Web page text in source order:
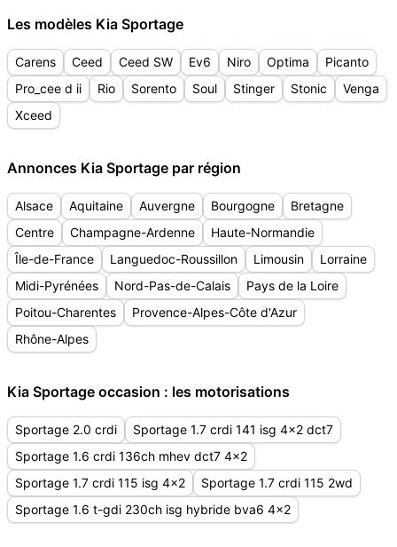
Les modèles Kia Sportage
Carens Ceed Ceed SW Ev6 Niro Optima
Picanto
Pro_cee d ii
Rio Sorento Soul Stinger Stonic
Venga
Xceed
Annonces Kia Sportage par région
Alsace Aquitaine Auvergne Bourgogne
Bretagne
Centre
Champagne-Ardenne
Haute-Normandie
Île-de-France
Languedoc-Roussillon Limousin
Lorraine
Midi-Pyrénées
Nord-Pas-de-Calais
Pays de la Loire
Poitou-Charentes
Provence-Alpes-Côte d'Azur
Rhône-Alpes
Kia Sportage occasion : les motorisations
Sportage 2.0 crdi
Sportage 1.7 crdi 141 isg 4x2 dct7
Sportage 1.6 crdi 136ch mhev dct7 4x2
Sportage 1.7 crdi 115 isg 4x2
Sportage 1.7 crdi 115 2wd
Sportage 1.6 t-gdi 230ch isg hybride bva6 4x2